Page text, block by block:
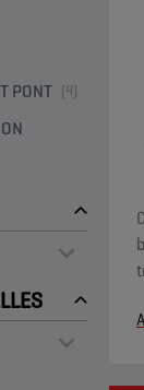
PONT (4)